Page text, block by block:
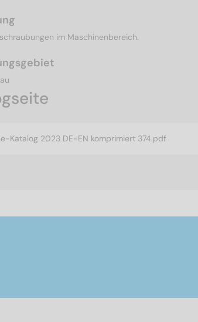
im Maschinenbereich.
Katalog 2023 DE-EN komprimiert 374.pdf